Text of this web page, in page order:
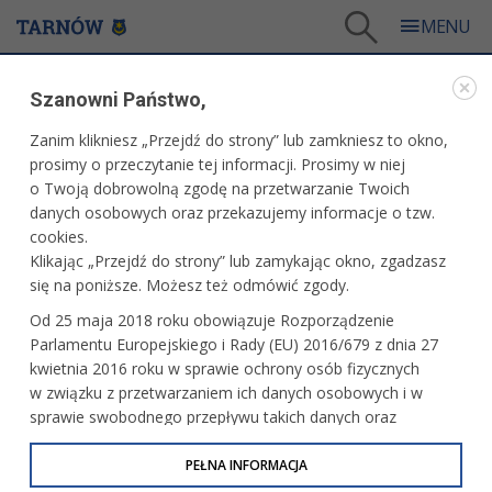
SPORTOWY TARNÓW
Obiekty sportowe
Wykaz organizacji sportowych
Przydatne linki
Tarnów na lato
Szanowni Państwo,
Zanim klikniesz „Przejdź do strony” lub zamkniesz to okno,
prosimy o przeczytanie tej informacji. Prosimy w niej
o Twoją dobrowolną zgodę na przetwarzanie Twoich
danych osobowych oraz przekazujemy informacje o tzw.
cookies.
Klikając „Przejdź do strony” lub zamykając okno, zgadzasz
się na poniższe. Możesz też odmówić zgody.
Od 25 maja 2018 roku obowiązuje Rozporządzenie
Parlamentu Europejskiego i Rady (EU) 2016/679 z dnia 27
kwietnia 2016 roku w sprawie ochrony osób fizycznych
w związku z przetwarzaniem ich danych osobowych i w
sprawie swobodnego przepływu takich danych oraz
uchylenia dyrektywy 95/46/WE (określane jako RODO, GDPR
lub Ogólne Rozporządzenie o Ochronie Danych
PEŁNA INFORMACJA